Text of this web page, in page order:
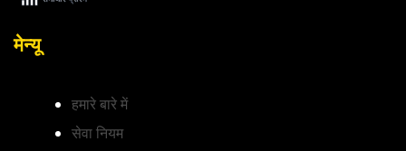
मेन्यू
हमारे बारे में
सेवा नियम